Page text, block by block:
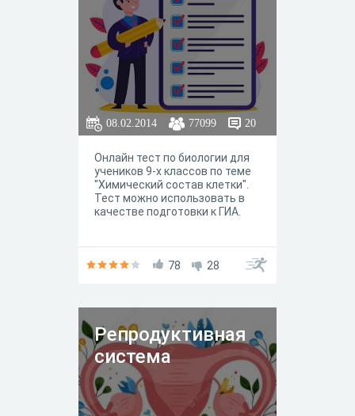
08.02.2014 77099 20
Онлайн тест по биологии для
учеников 9-х классов по теме
"Химический состав клетки".
Тест можно использовать в
качестве подготовки к ГИА.
78 28
Репродуктивная
система